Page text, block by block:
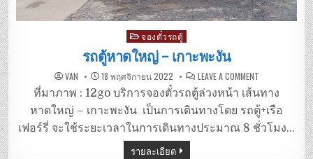
Posted
in
จองตั๋วรถตู้
รถตู้หาดใหญ่ – เกาะพะงัน
VAN 18 พฤศจิกายน 2022 LEAVE A COMMENTON
ตู้
หาดใหญ่
–
เกาะพะงัน
ที่มาภาพ : 12go บริการจองตั๋วรถตู้ล่วงหน้า เส้นทาง
หาดใหญ่ – เกาะพะงัน เป็นการเดินทางโดย รถตู้+เรือ
เฟอร์รี่ จะใช้ระยะเวลาในการเดินทางประมาณ 8 ชั่วโมง…
รายละเอียด